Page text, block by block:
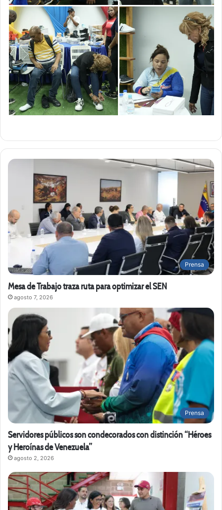
Prensa
Mesa de Trabajo traza ruta para optimizar el SEN
agosto 7, 2026
Prensa
Servidores públicos son condecorados con distinción “Héroes
y Heroínas de Venezuela”
agosto 2, 2026